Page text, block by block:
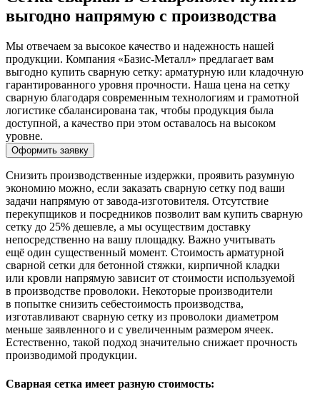
выгодно напрямую с производства
Мы отвечаем за высокое качество и надежность нашей
продукции. Компания «Базис-Металл» предлагает вам
выгодно купить сварную сетку: арматурную или кладочную
гарантированного уровня прочности. Наша цена на сетку
сварную благодаря современным технологиям и грамотной
логистике сбалансирована так, чтобы продукция была
доступной, а качество при этом оставалось на высоком
уровне.
Оформить заявку
Снизить производственные издержки, проявить разумную
экономию можно, если заказать сварную сетку под ваши
задачи напрямую от завода-изготовителя. Отсутствие
перекупщиков и посредников позволит вам купить сварную
сетку до 25% дешевле, а мы осуществим доставку
непосредственно на вашу площадку. Важно учитывать
ещё один существенный момент. Стоимость арматурной
сварной сетки для бетонной стяжки, кирпичной кладки
или кровли напрямую зависит от стоимости используемой
в производстве проволоки. Некоторые производители
в попытке снизить себестоимость производства,
изготавливают сварную сетку из проволоки диаметром
меньше заявленного и с увеличенным размером ячеек.
Естественно, такой подход значительно снижает прочность
производимой продукции.
Сварная сетка имеет разную стоимость: